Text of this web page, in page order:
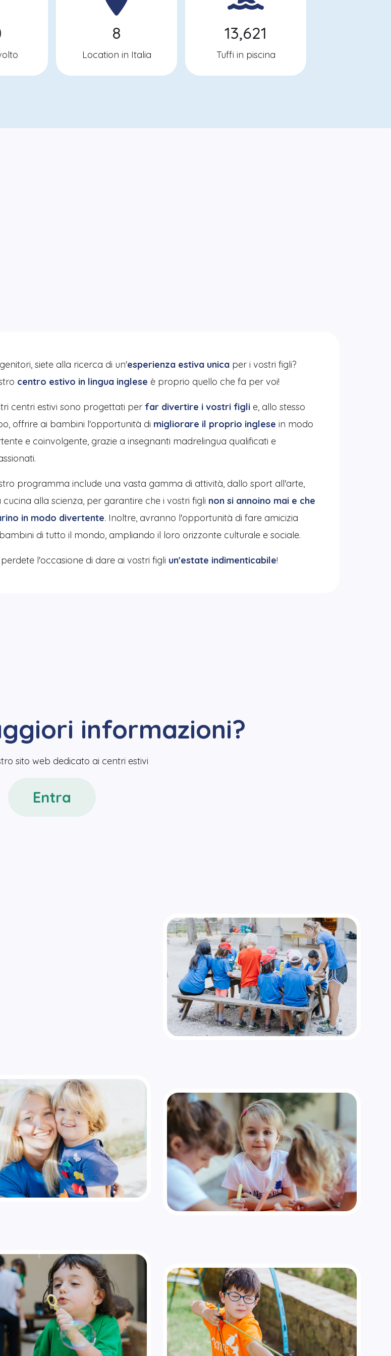
8
Location in Italia
13,621
Tuffi in piscina
siete alla ricerca di un'esperienza estiva unica per i vostri figli?
centro estivo in lingua inglese è proprio quello che fa per voi!
centri estivi sono progettati per far divertire i vostri figli e, allo stesso
offrire ai bambini l'opportunità di migliorare il proprio inglese in modo
e coinvolgente, grazie a insegnanti madrelingua qualificati e
programma include una vasta gamma di attività, dallo sport all'arte,
cucina alla scienza, per garantire che i vostri figli non si annoino mai e che
in modo divertente. Inoltre, avranno l'opportunità di fare amicizia
di tutto il mondo, ampliando il loro orizzonte culturale e sociale.
l'occasione di dare ai vostri figli un'estate indimenticabile!
informazioni?
sito web dedicato ai centri estivi
Entra